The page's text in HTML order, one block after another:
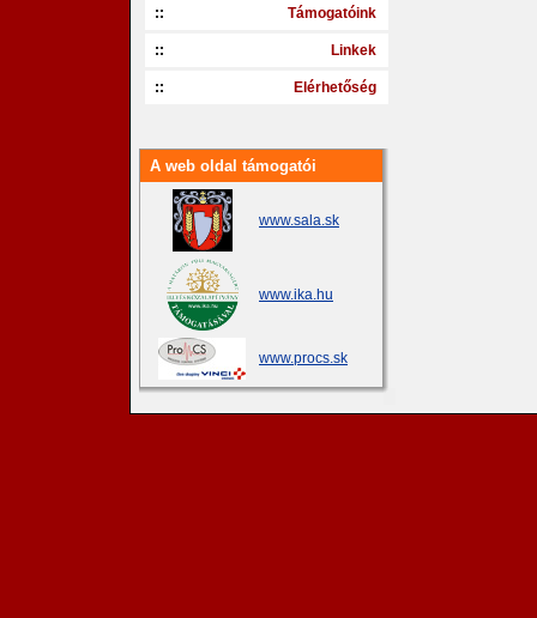
:: Támogatóink
:: Linkek
:: Elérhetőség
A web oldal támogatói
www.sala.sk
www.ika.hu
www.procs.sk